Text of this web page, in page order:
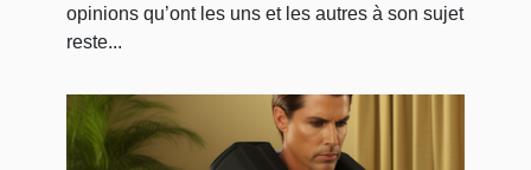
opinions qu’ont les uns et les autres à son sujet
reste...